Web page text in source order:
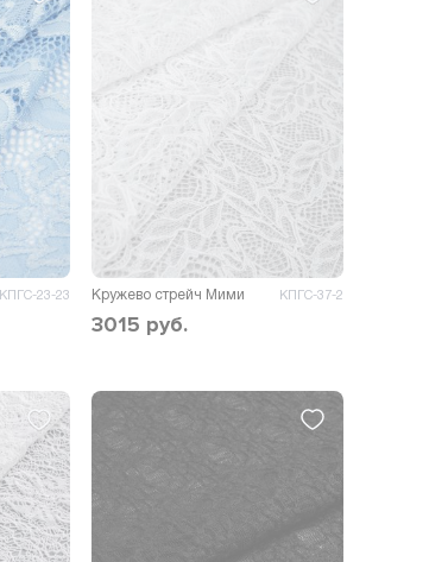
КПГС-23-23 Кружево стрейч Мими КПГС-37-2
3015 руб.